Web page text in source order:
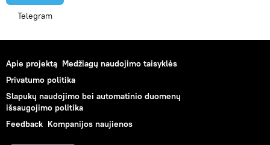
Telegram
Apie projektą Medžiagų naudojimo taisyklės
Privatumo politika
Slapukų naudojimo bei automatinio duomenų
išsaugojimo politika
Feedback Kompanijos naujienos